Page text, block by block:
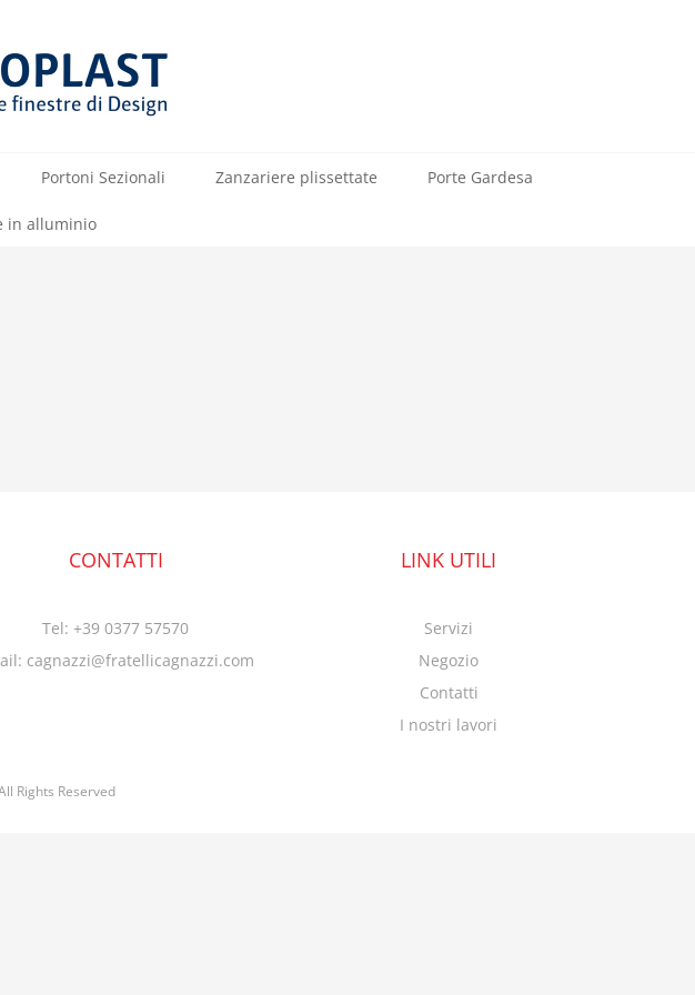
Portoni Sezionali Zanzariere plissettate Porte Gardesa
in alluminio
CONTATTI
Tel: +39 0377 57570
cagnazzi@fratellicagnazzi.com
LINK UTILI
Servizi
Negozio
Contatti
I nostri lavori
Rights Reserved